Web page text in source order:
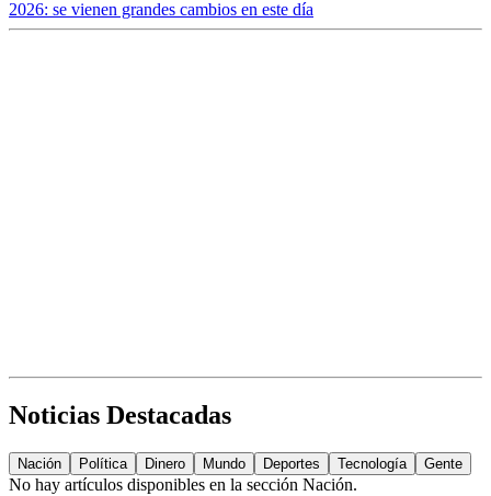
2026: se vienen grandes cambios en este día
Noticias Destacadas
Nación Política Dinero Mundo Deportes Tecnología Gente
No hay artículos disponibles en la sección Nación.